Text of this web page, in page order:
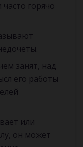
горячо
занят, над
его работы
или
он может